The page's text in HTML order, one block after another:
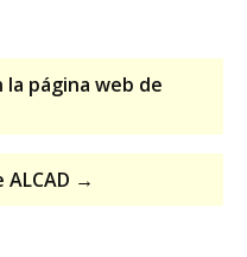
página web de
ALCAD →